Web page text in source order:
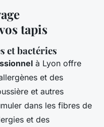
tapis
et bactéries
à Lyon offre
et des
et autres
dans les fibres de
et des